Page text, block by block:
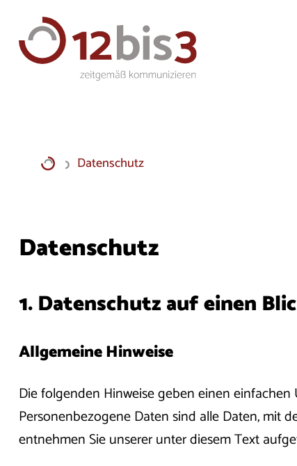
Datenschutz
Datenschutz
1. Datenschutz auf einen
Allgemeine Hinweise
Die folgenden Hinweise geben einen
Personenbezogene Daten sind alle Daten, mit
entnehmen Sie unserer unter diesem Text